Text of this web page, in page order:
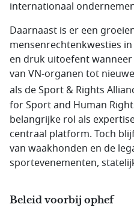
internationaal
Daarnaast is er een
mensenrechtenkwesties
en druk uitoefent
van VN-organen tot
als de Sport & Rights
for Sport and Human
belangrijke rol als
centraal platform. Toch
van waakhonden en de
sportevenementen,
Beleid voorbij ophef